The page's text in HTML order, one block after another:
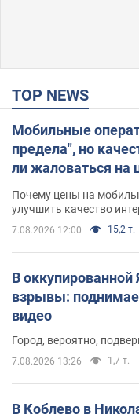
TOP NEWS
Мобильные
предела", но
ли жаловаться на
Почему цены на
улучшить качество
7.08.2026 12:00 15,2 т.
В
взрывы:
видео
Город, вероятно,
7.08.2026 13:26 1,7 т.
В Коблево в